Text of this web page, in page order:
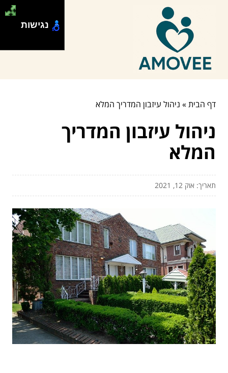
דף הבית» ניהול עיזבון המדריך המלא
ניהול עיזבון המדריך
המלא
תאריך: אוק 12, 2021
נגישות